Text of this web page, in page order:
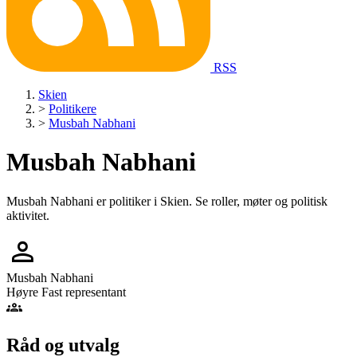
RSS
Skien
> Politikere
> Musbah Nabhani
Musbah Nabhani
Musbah Nabhani er politiker i Skien. Se roller, møter og politisk
aktivitet.
person
Musbah Nabhani
Høyre Fast representant
groups
Råd og utvalg